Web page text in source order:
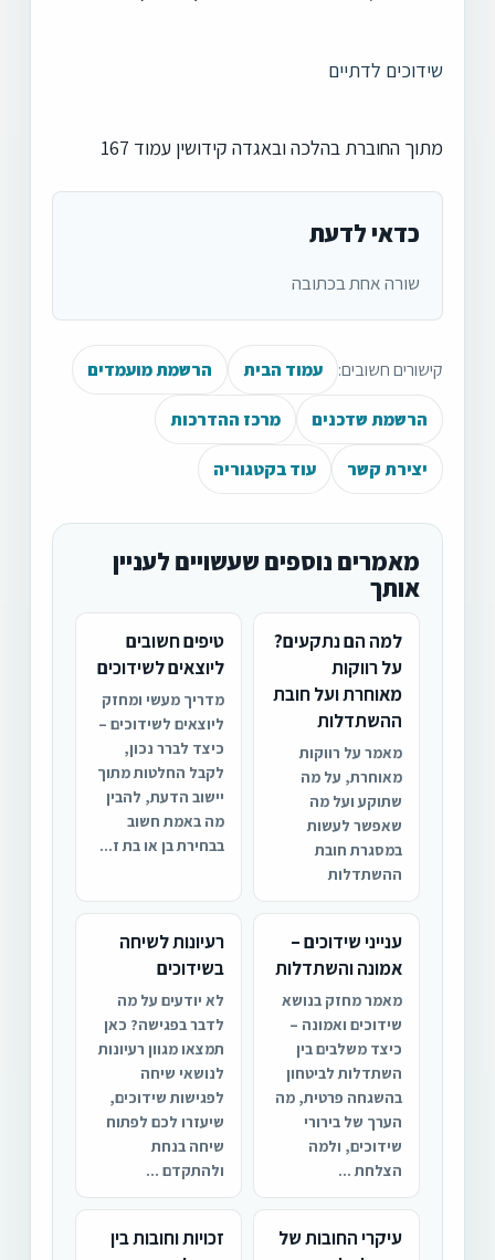
שידוכים לדתיים
מתוך החוברת בהלכה ובאגדה קידושין עמוד 167
כדאי לדעת
שורה אחת בכתובה
קישורים חשובים: עמוד הבית הרשמת מועמדים
הרשמת שדכנים מרכז ההדרכות
יצירת קשר עוד בקטגוריה
מאמרים נוספים שעשויים לעניין
אותך
למה הם נתקעים?
על רווקות
מאוחרת ועל חובת
ההשתדלות
מאמר על רווקות
מאוחרת, על מה
שתוקע ועל מה
שאפשר לעשות
במסגרת חובת
ההשתדלות
טיפים חשובים
ליוצאים לשידוכים
מדריך מעשי ומחזק
ליוצאים לשידוכים –
כיצד לברר נכון,
לקבל החלטות מתוך
יישוב הדעת, להבין
מה באמת חשוב
בבחירת בן או בת ז...
ענייני שידוכים –
אמונה והשתדלות
מאמר מחזק בנושא
שידוכים ואמונה –
כיצד משלבים בין
השתדלות לביטחון
בהשגחה פרטית, מה
הערך של בירורי
שידוכים, ולמה
הצלחת ...
רעיונות לשיחה
בשידוכים
לא יודעים על מה
לדבר בפגישה? כאן
תמצאו מגוון רעיונות
לנושאי שיחה
לפגישות שידוכים,
שיעזרו לכם לפתוח
שיחה בנחת
ולהתקדם ...
עיקרי החובות של
זכויות וחובות בין